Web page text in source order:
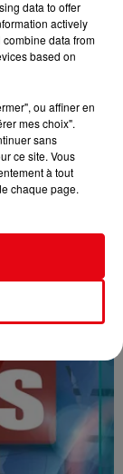
data to offer
actively
data from
based on
ou affiner en
mes choix".
sans
ce site. Vous
à tout
chaque page.